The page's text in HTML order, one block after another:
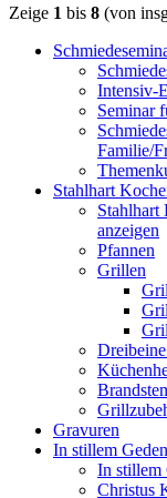
Zeige 1 bis 8 (von
Intensiv-
Seminar
Familie/
Stahlhart
Stahlhart
anzeigen
Pfannen
Grillen
Gravuren
In stillem
In stillem
Christus